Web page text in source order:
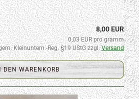
8,00 EUR
0,03 EUR pro gramm
Kleinuntern.-Reg. §19 UStG zzgl.Versand
DEN WARENKORB